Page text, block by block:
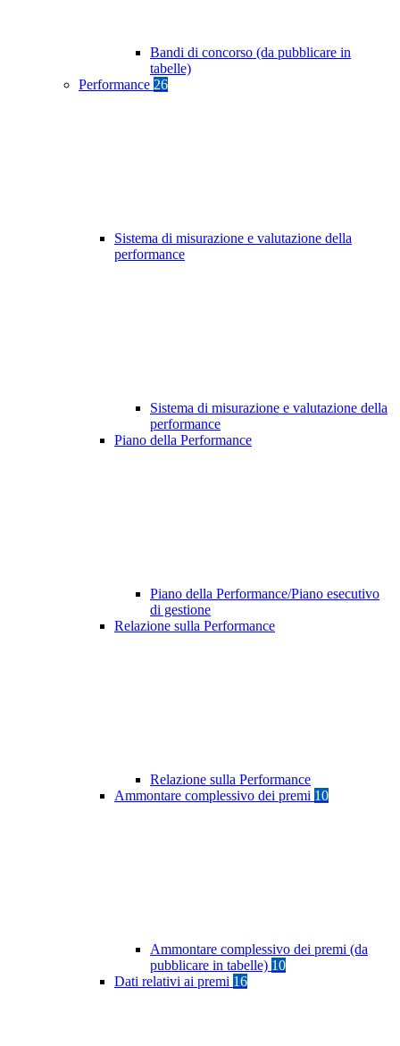
Bandi di concorso (da pubblicare in
tabelle)
Performance 26
Sistema di misurazione e valutazione della
performance
Sistema di misurazione e valutazione della
performance
Piano della Performance
Piano della Performance/Piano esecutivo
di gestione
Relazione sulla Performance
Relazione sulla Performance
Ammontare complessivo dei premi 10
Ammontare complessivo dei premi (da
pubblicare in tabelle) 10
Dati relativi ai premi 16